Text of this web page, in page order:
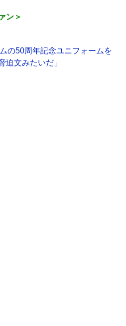
＞
の50周年記念ユニフォームを
迫文みたいだ」